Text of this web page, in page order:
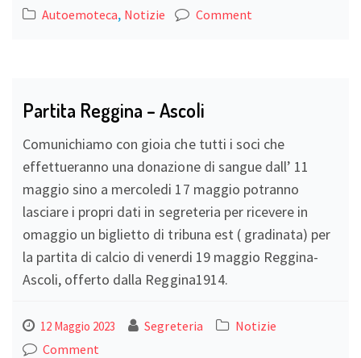
Autoemoteca, Notizie Comment
Partita Reggina – Ascoli
Comunichiamo con gioia che tutti i soci che
effettueranno una donazione di sangue dall’ 11
maggio sino a mercoledi 17 maggio potranno
lasciare i propri dati in segreteria per ricevere in
omaggio un biglietto di tribuna est ( gradinata) per
la partita di calcio di venerdi 19 maggio Reggina-
Ascoli, offerto dalla Reggina1914.
12 Maggio 2023 Segreteria
Notizie
Comment